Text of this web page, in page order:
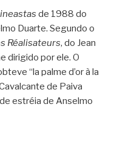
de 1988 do
Duarte. Segundo o
Réalisateurs, do Jean
dirigido por ele. O
“la palme d’or à la
de Paiva
estréia de Anselmo